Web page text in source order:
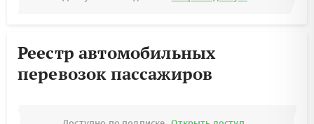
Реестр автомобильных
перевозок пассажиров